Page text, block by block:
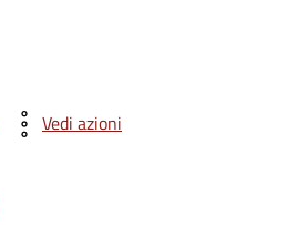
Vedi azioni